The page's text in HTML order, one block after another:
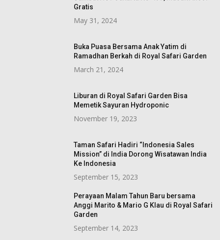
Gratis
May 31, 2024
Buka Puasa Bersama Anak Yatim di
Ramadhan Berkah di Royal Safari Garden
March 21, 2024
Liburan di Royal Safari Garden Bisa
Memetik Sayuran Hydroponic
November 19, 2023
Taman Safari Hadiri “Indonesia Sales
Mission” di India Dorong Wisatawan India
Ke Indonesia
September 15, 2023
Perayaan Malam Tahun Baru bersama
Anggi Marito & Mario G Klau di Royal Safari
Garden
September 14, 2023